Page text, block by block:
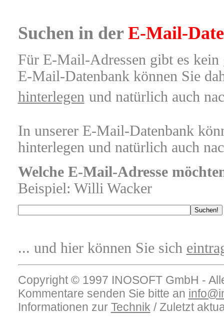
Suchen in derE-Mail-
Für E-Mail-Adressen gibt es kein
E-Mail-Datenbank können Sie
hinterlegen und natürlich auch
In unserer E-Mail-Datenbank
hinterlegen und natürlich auch
Welche E-Mail-Adresse
Beispiel: Willi Wacker
... und hier können Sie sich
Copyright © 1997 INOSOFT GmbH -
Kommentare senden Sie bitte an
Informationen zur Technik / Zuletzt